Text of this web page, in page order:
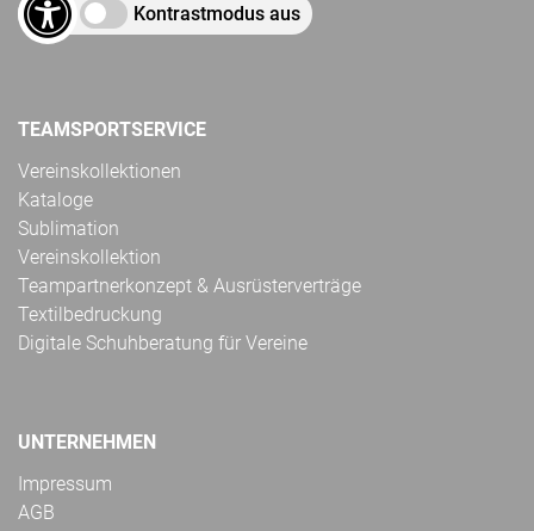
Kontrastmodus aus
TEAMSPORTSERVICE
Vereinskollektionen
Kataloge
Sublimation
Vereinskollektion
Teampartnerkonzept & Ausrüsterverträge
Textilbedruckung
Digitale Schuhberatung für Vereine
UNTERNEHMEN
Impressum
AGB